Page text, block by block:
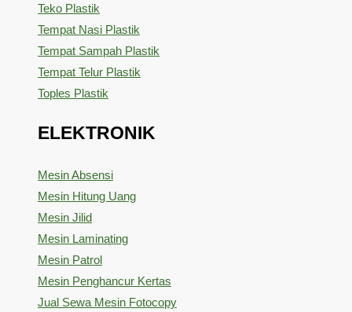
Teko Plastik
Tempat Nasi Plastik
Tempat Sampah Plastik
Tempat Telur Plastik
Toples Plastik
ELEKTRONIK
Mesin Absensi
Mesin Hitung Uang
Mesin Jilid
Mesin Laminating
Mesin Patrol
Mesin Penghancur Kertas
Jual Sewa Mesin Fotocopy